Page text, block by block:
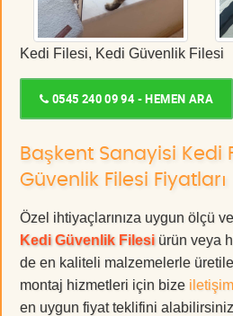
Kedi Filesi, Kedi Güvenlik Filesi
0545 240 09 94 - HEMEN ARA
Başkent Sanayisi Kedi
Güvenlik Filesi Fiyatları
Özel ihtiyaçlarınıza uygun ölçü
Kedi Güvenlik Filesi ürün veya
de en kaliteli malzemelerle
montaj hizmetleri için bize iletişim
en uygun fiyat teklifini